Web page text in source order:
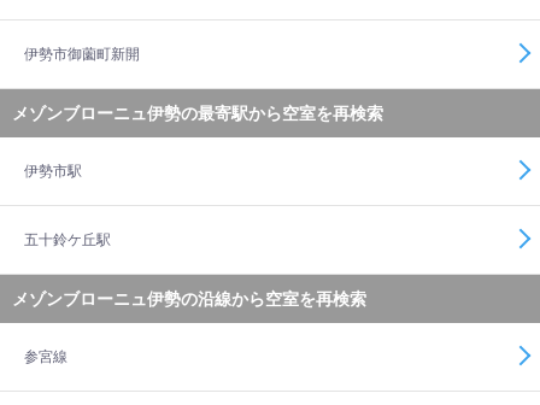
伊勢市御薗町新開
メゾンブローニュ伊勢の最寄駅から空室を再検索
伊勢市駅
五十鈴ケ丘駅
メゾンブローニュ伊勢の沿線から空室を再検索
参宮線